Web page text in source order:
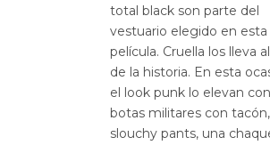
total black son parte del
vestuario elegido en esta
película. Cruella los lleva
de la historia. En esta
el look punk lo elevan con
botas militares con tacón,
slouchy pants, una